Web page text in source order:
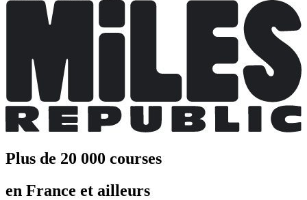
Plus de 20 000 courses
en France et ailleurs